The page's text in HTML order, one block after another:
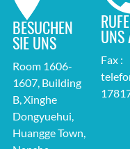
BESUCHEN
SIE UNS
Room 1606-
1607, Building
B, Xinghe
Dongyuehui,
Huangge Town,
UNS
Fax :